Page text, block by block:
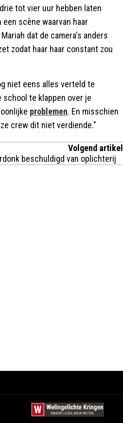
tot vier uur hebben laten
scène waarvan haar
dat de camera's anders
zodat haar haar constant zou
niet eens alles verteld te
te klappen over je
problemen. En misschien
crew dit niet verdiende."
Volgend artikel
beschuldigd van oplichterij